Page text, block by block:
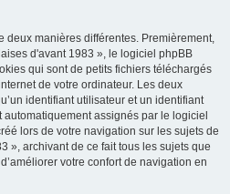
deux manières différentes. Premièrement,
d'avant 1983 », le logiciel phpBB
qui sont de petits fichiers téléchargés
de votre ordinateur. Les deux
identifiant utilisateur et un identifiant
assignés par le logiciel
lors de votre navigation sur les sujets de
», archivant de ce fait tous les sujets que
votre confort de navigation en